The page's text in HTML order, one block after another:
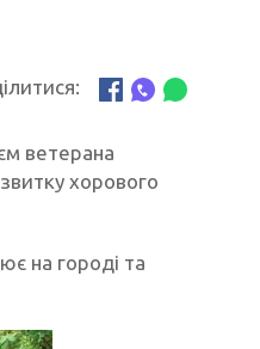
ветерана
хорового
на городі та